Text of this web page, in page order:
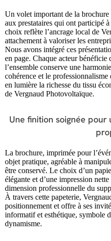
Un volet important de la
aux prestataires qui ont participé
choix reflète l’ancrage local de
attachement à valoriser les
Nous avons intégré ces
en page. Chaque acteur bénéficie
l’ensemble conserve une
cohérence et le
en lumière la richesse du tissu
de Vergnaud Photovoltaïque.
Une finition soignée
La brochure, imprimée pour
objet pratique, agréable à
être conservé. Le choix d’un
élégante et d’une impression
dimension professionnelle du
À travers cette papeterie,
positionnement et offre à ses
informatif et esthétique, symbole
dynamisme.